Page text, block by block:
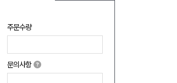
주문수량
문의사항